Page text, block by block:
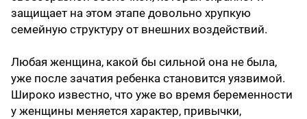
защищает на этом этапе довольно хрупкую
семейную структуру от внешних воздействий.
Любая женщина, какой бы сильной она не была,
уже после зачатия ребенка становится уязвимой.
Широко известно, что уже во время беременности
у женщины меняется характер, привычки,